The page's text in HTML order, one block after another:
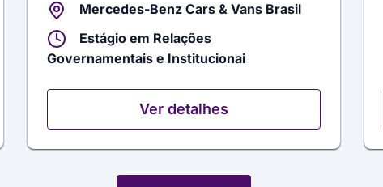
Mercedes-Benz Cars & Vans Brasil
Estágio em Relações
Governamentais e Institucionai
Ver detalhes